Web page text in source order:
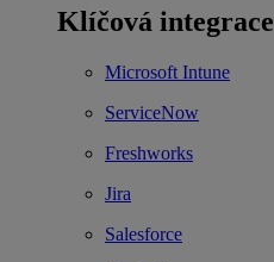
Klíčová integrace
Microsoft Intune
ServiceNow
Freshworks
Jira
Salesforce